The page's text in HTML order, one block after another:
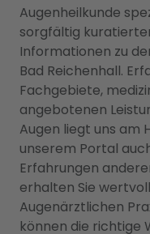
Augenheilkunde
sorgfältig
Informationen zu
Bad Reichenhall.
Fachgebiete,
angebotenen
Augen liegt uns am
unserem Portal
Erfahrungen
erhalten Sie
Augenärztlichen
können die richtige